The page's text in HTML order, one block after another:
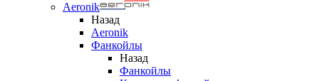
Aeronik
Назад
Aeronik
Фанкойлы
Назад
Фанкойлы